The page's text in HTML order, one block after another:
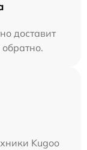
доставит
Kugoo